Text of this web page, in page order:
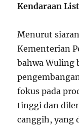
Kendaraan
Menurut
Kementerian
bahwa Wuling
fokus pada
tinggi dan
canggih, yang